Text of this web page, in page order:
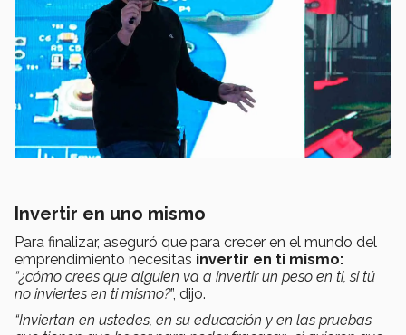
Invertir en uno mismo
Para finalizar, aseguró que para crecer en el mundo del
emprendimiento necesitas invertir en ti mismo:
“¿cómo crees que alguien va a invertir un peso en ti, si tú
no inviertes en ti mismo?”, dijo.
“Inviertan en ustedes, en su educación y en las pruebas